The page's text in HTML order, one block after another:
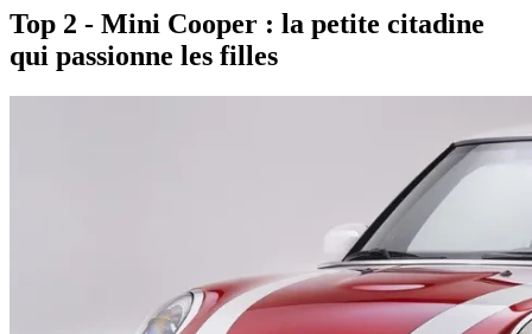
Top 2 - Mini Cooper : la petite citadine
qui passionne les filles